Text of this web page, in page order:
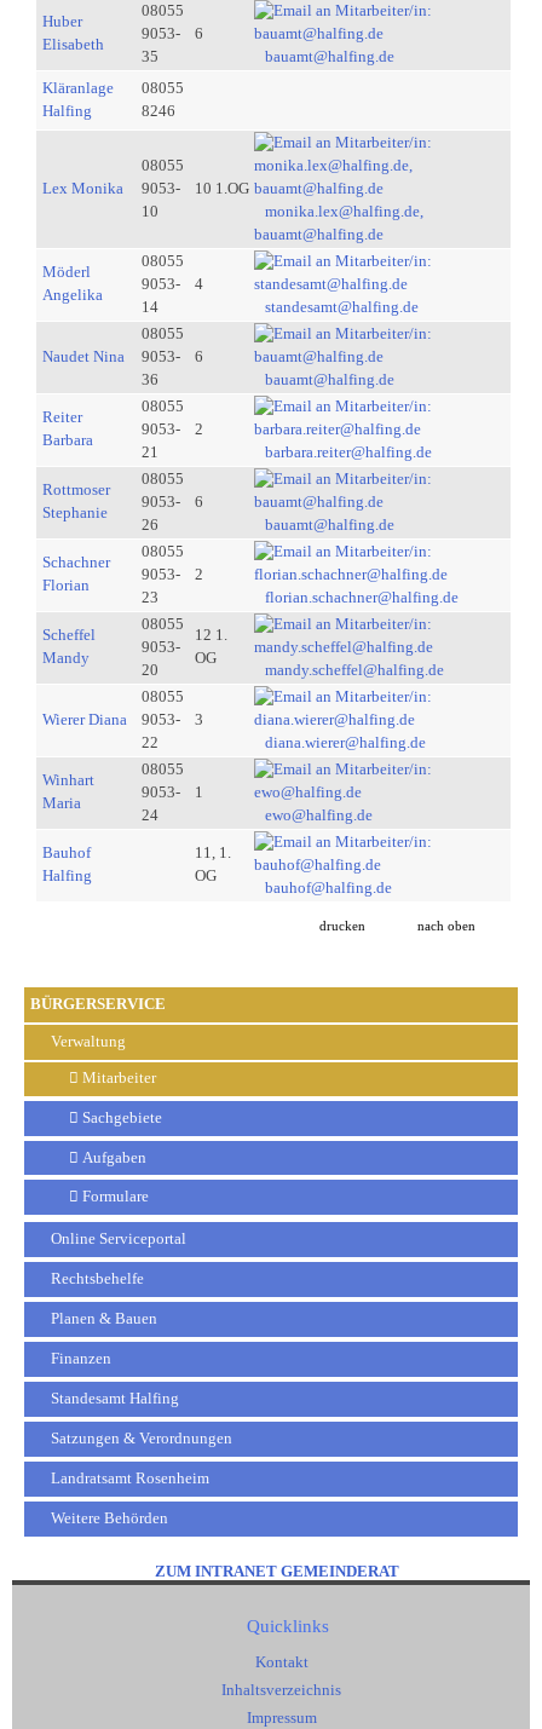
BÜRGERSERVICE
Verwaltung
Mitarbeiter
Sachgebiete
Aufgaben
Formulare
Online Serviceportal
Rechtsbehelfe
Planen & Bauen
Finanzen
Standesamt Halfing
Satzungen & Verordnungen
Landratsamt Rosenheim
Weitere Behörden
Huber
Elisabeth
08055
9053-
35
6
bauamt@halfing.de
Kläranlage
Halfing
08055
8246
Lex Monika
08055
9053-
10
10 1.OG
monika.lex@halfing.de,
bauamt@halfing.de
Möderl
Angelika
08055
9053-
14
4
standesamt@halfing.de
Naudet Nina
08055
9053-
36
6
bauamt@halfing.de
Reiter
Barbara
08055
9053-
21
2
barbara.reiter@halfing.de
Rottmoser
Stephanie
08055
9053-
26
6
bauamt@halfing.de
Schachner
Florian
08055
9053-
23
2
florian.schachner@halfing.de
Scheffel
Mandy
08055
9053-
20
12 1.
OG
mandy.scheffel@halfing.de
Wierer Diana
08055
9053-
22
3
diana.wierer@halfing.de
Winhart
Maria
08055
9053-
24
1
ewo@halfing.de
Bauhof
Halfing
11, 1.
OG
bauhof@halfing.de
drucken nach oben
ZUM INTRANET GEMEINDERAT
Quicklinks
Kontakt
Inhaltsverzeichnis
Impressum